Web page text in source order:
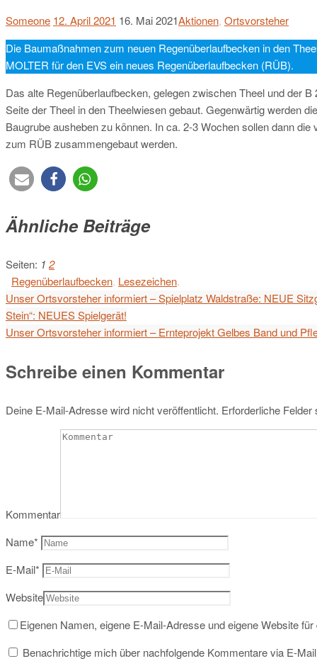
Someone 12. April 2021 16. Mai 2021Aktionen, Ortsvorsteher
Die Baumaßnahmen zum neuen Regenüberlaufbecken in den
MOLTER für den EVS ein neues Regenüberlaufbecken (RÜB).
Das alte Regenüberlaufbecken, gelegen zwischen Theel und der
Seite der Theel in den Theelwiesen gebaut. Gegenwärtig werden
Baugrube ausheben zu können. In ca. 2-3 Wochen sollen dann
zum RÜB zusammengebaut werden.
Ähnliche Beiträge
Seiten: 1 2
Regenüberlaufbecken. Lesezeichen.
Unser Ortsvorsteher informiert – Spielplatz Waldstraße: NEUE
Stein“: NEUES Spielgerät!
Unser Ortsvorsteher informiert – Ernteprojekt Gelbes Band und
Schreibe einen Kommentar
Deine E-Mail-Adresse wird nicht veröffentlicht. Erforderliche Felder
Kommentar
Name*
E-Mail*
Website
Eigenen Namen, eigene E-Mail-Adresse und eigene Website
Benachrichtige mich über nachfolgende Kommentare via E-